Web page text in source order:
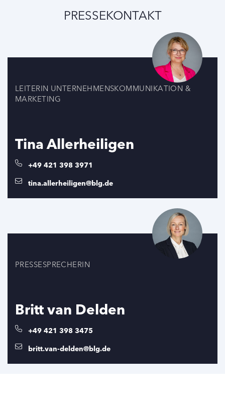
PRESSEKONTAKT
LEITERIN UNTERNEHMENSKOMMUNIKATION &
MARKETING
Tina Allerheiligen
+49 421 398 3971
tina.allerheiligen@blg.de
PRESSESPRECHERIN
Britt van Delden
+49 421 398 3475
britt.van-delden@blg.de